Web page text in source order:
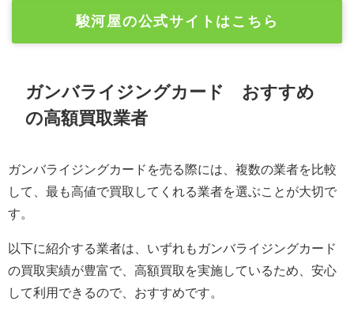
駿河屋の公式サイトはこちら
ガンバライジングカード おすすめ
の高額買取業者
ガンバライジングカードを売る際には、複数の業者を比較
して、最も高値で買取してくれる業者を選ぶことが大切で
す。
以下に紹介する業者は、いずれもガンバライジングカード
の買取実績が豊富で、高額買取を実施しているため、安心
して利用できるので、おすすめです。